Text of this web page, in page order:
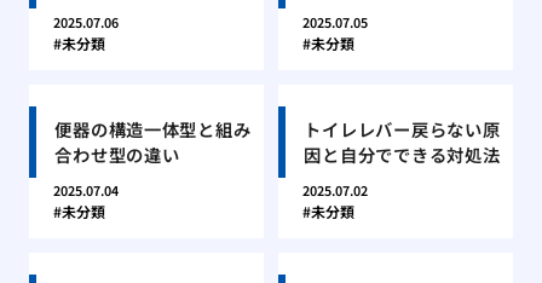
2025.07.06
未分類
2025.07.05
未分類
便器の構造一体型と組み
合わせ型の違い
2025.07.04
未分類
トイレレバー戻らない原
因と自分でできる対処法
2025.07.02
未分類